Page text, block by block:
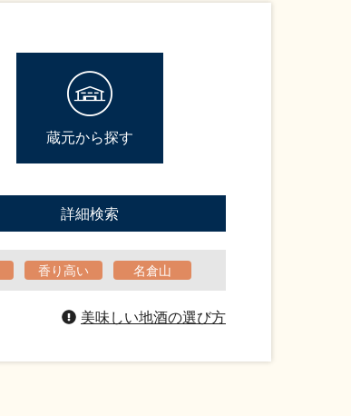
蔵元から探す
詳細検索
香り高い 名倉山
美味しい地酒の選び方